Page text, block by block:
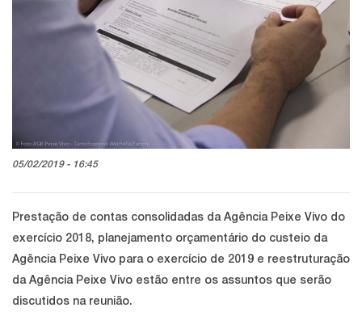
05/02/2019 - 16:45
Prestação de contas consolidadas da Agência Peixe Vivo do
exercício 2018, planejamento orçamentário do custeio da
Agência Peixe Vivo para o exercício de 2019 e reestruturação
da Agência Peixe Vivo estão entre os assuntos que serão
discutidos na reunião.